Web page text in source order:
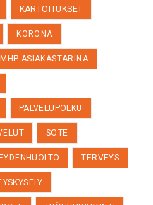
KARTOITUKSET
KORONA
MHP ASIAKASTARINA
PALVELUPOLKU
SOTE
TERVEYS